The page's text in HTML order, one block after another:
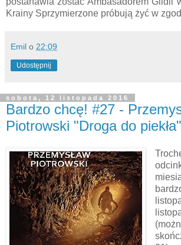
Krainy Sprzymierzone próbują żyć w
Emil o 22:09
Udostępnij
sobota, 12 listopada 2016
Bardzo chcę! #27 -
Piotrowski "Droga do piekła"